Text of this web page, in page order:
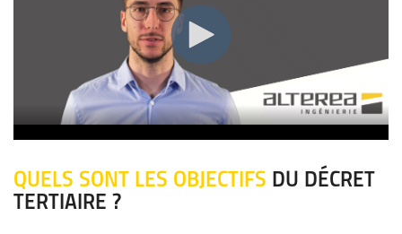
QUELS SONT LES OBJECTIFS DU DÉCRET
TERTIAIRE ?